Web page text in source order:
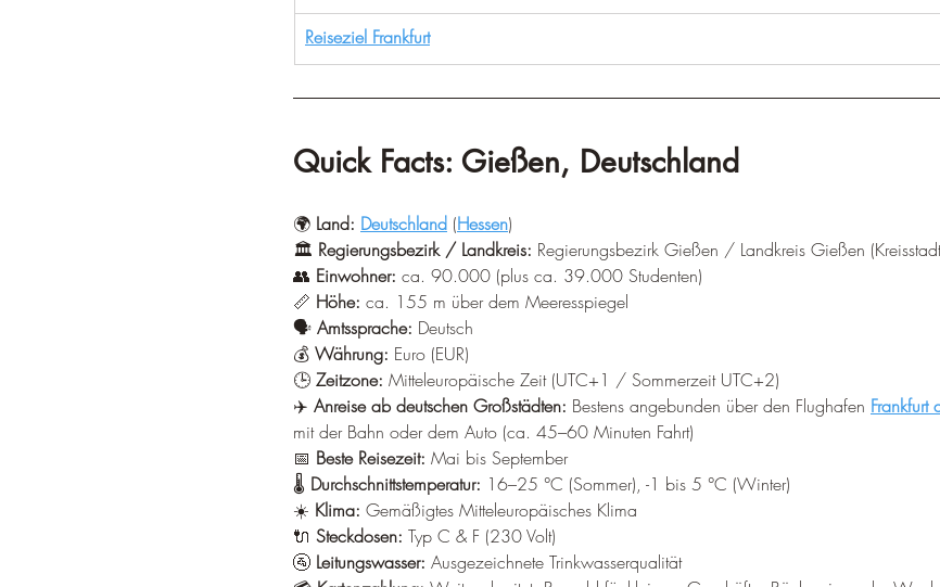
Reiseziel Frankfurt
Quick Facts: Gießen, Deutschland
🌍 Land: Deutschland (Hessen)
🏛️ Regierungsbezirk / Landkreis: Regierungsbezirk Gießen / Landkreis Gießen
👥 Einwohner: ca. 90.000 (plus ca. 39.000 Studenten)
📏 Höhe: ca. 155 m über dem Meeresspiegel
🗣️ Amtssprache: Deutsch
💰 Währung: Euro (EUR)
🕒 Zeitzone: Mitteleuropäische Zeit (UTC+1 / Sommerzeit UTC+2)
✈️ Anreise ab deutschen Großstädten: Bestens angebunden über den Flughafen
mit der Bahn oder dem Auto (ca. 45–60 Minuten Fahrt)
📅 Beste Reisezeit: Mai bis September
🌡️ Durchschnittstemperatur: 16–25 °C (Sommer), -1 bis 5 °C (Winter)
☀️ Klima: Gemäßigtes Mitteleuropäisches Klima
🔌 Steckdosen: Typ C & F (230 Volt)
🚰 Leitungswasser: Ausgezeichnete Trinkwasserqualität